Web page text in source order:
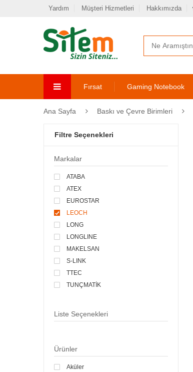
Yardım Müşteri Hizmetleri Hakkımızda
Fırsat Gaming Notebook
Ana Sayfa Baskı ve Çevre Birimleri
Filtre Seçenekleri
Markalar
ATABA
ATEX
EUROSTAR
LEOCH
LONG
LONGLINE
MAKELSAN
S-LINK
TTEC
TUNÇMATİK
Liste Seçenekleri
Ürünler
Aküler